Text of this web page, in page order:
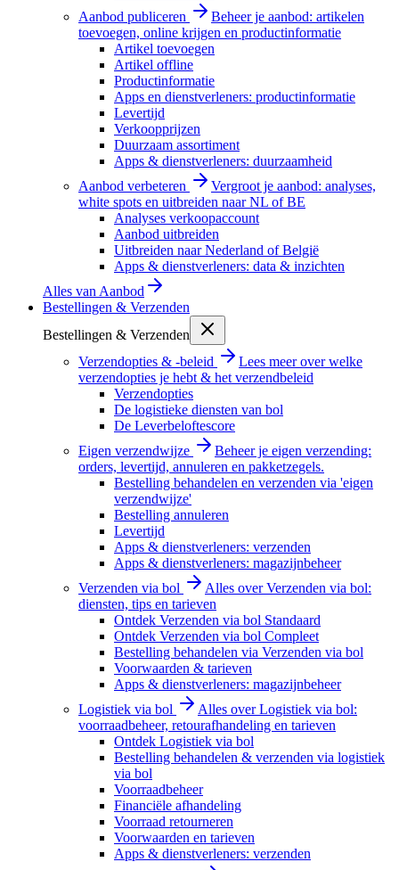
Aanbod publiceren
Beheer je aanbod: artikelen
toevoegen, online krijgen en productinformatie
Artikel toevoegen
Artikel offline
Productinformatie
Apps en dienstverleners: productinformatie
Levertijd
Verkoopprijzen
Duurzaam assortiment
Apps & dienstverleners: duurzaamheid
Aanbod verbeteren
Vergroot je aanbod: analyses,
white spots en uitbreiden naar NL of BE
Analyses verkoopaccount
Aanbod uitbreiden
Uitbreiden naar Nederland of België
Apps & dienstverleners: data & inzichten
Alles van Aanbod
Bestellingen & Verzenden
Bestellingen & Verzenden
Verzendopties & -beleid
Lees meer over welke
verzendopties je hebt & het verzendbeleid
Verzendopties
De logistieke diensten van bol
De Leverbeloftescore
Eigen verzendwijze
Beheer je eigen verzending:
orders, levertijd, annuleren en pakketzegels.
Bestelling behandelen en verzenden via 'eigen
verzendwijze'
Bestelling annuleren
Levertijd
Apps & dienstverleners: verzenden
Apps & dienstverleners: magazijnbeheer
Verzenden via bol
Alles over Verzenden via bol:
diensten, tips en tarieven
Ontdek Verzenden via bol Standaard
Ontdek Verzenden via bol Compleet
Bestelling behandelen via Verzenden via bol
Voorwaarden & tarieven
Apps & dienstverleners: magazijnbeheer
Logistiek via bol
Alles over Logistiek via bol:
voorraadbeheer, retourafhandeling en tarieven
Ontdek Logistiek via bol
Bestelling behandelen & verzenden via logistiek
via bol
Voorraadbeheer
Financiële afhandeling
Voorraad retourneren
Voorwaarden en tarieven
Apps & dienstverleners: verzenden